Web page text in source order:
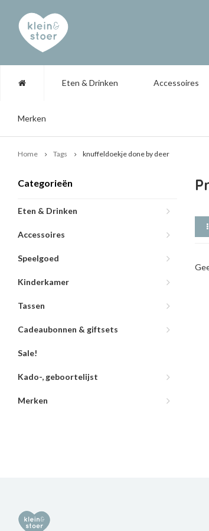
Eten & Drinken Accessoires
Merken
Home Tags knuffeldoekje done by deer
Categorieën
Eten & Drinken
Accessoires
Speelgoed
Kinderkamer
Tassen
Cadeaubonnen & giftsets
Sale!
Kado-, geboortelijst
Merken